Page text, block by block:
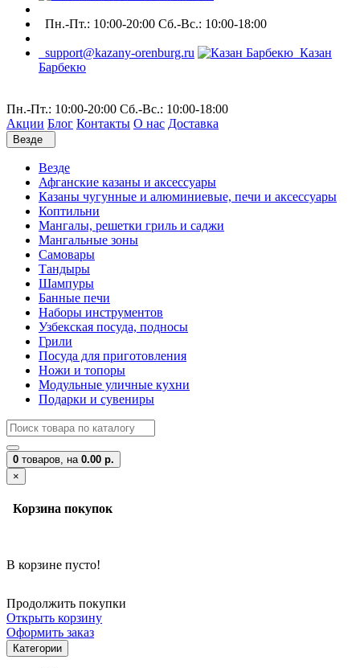
Пн.-Пт.: 10:00-20:00 Сб.-Вс.: 10:00-18:00
support@kazany-orenburg.ru
Казан
Барбекю
Пн.-Пт.: 10:00-20:00 Сб.-Вс.: 10:00-18:00
Акции Блог Контакты О нас Доставка
Везде
Везде
Афганские казаны и аксессуары
Казаны чугунные и алюминиевые, печи и аксессуары
Коптильни
Мангалы, решетки гриль и саджи
Мангальные зоны
Самовары
Тандыры
Шампуры
Банные печи
Наборы инструментов
Узбекская посуда, подносы
Грили
Посуда для приготовления
Ножи и топоры
Модульные уличные кухни
Подарки и сувениры
0 товаров, на 0.00 р.
×
Корзина покупок
В корзине пусто!
Продолжить покупки
Открыть корзину
Оформить заказ
Категории